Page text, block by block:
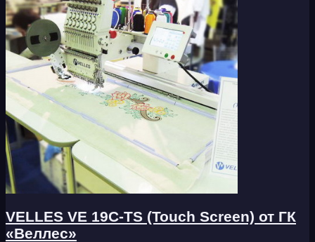
VELLES VE 19C-TS (Touch Screen) от ГК
«Веллес»